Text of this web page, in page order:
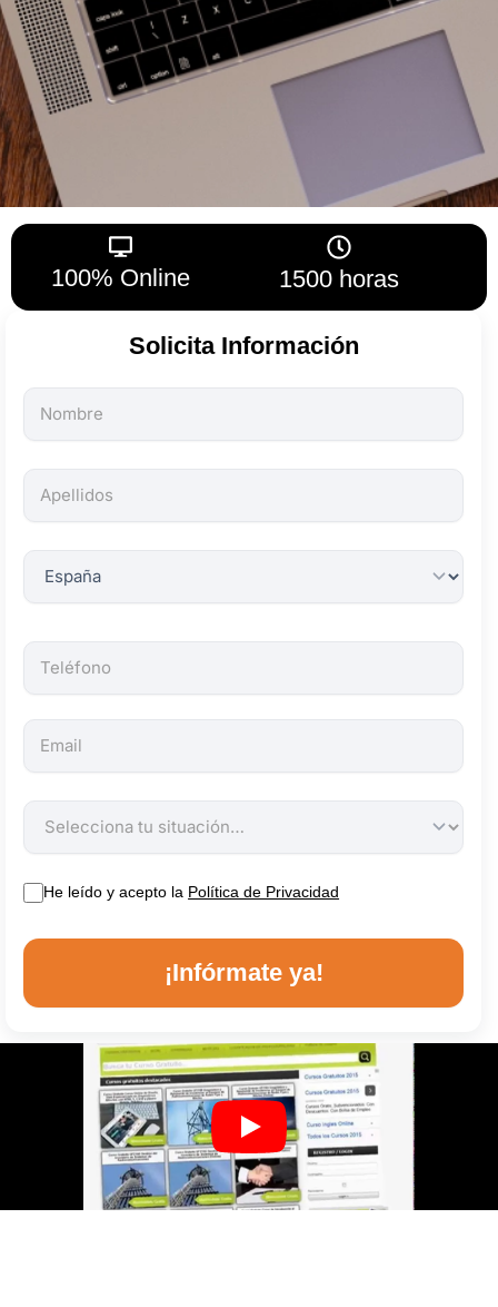
100% Online 1500 horas
Solicita Información
Todos
los
son
obligatorios.
He leído y acepto la Política de Privacidad
¡Infórmate ya!